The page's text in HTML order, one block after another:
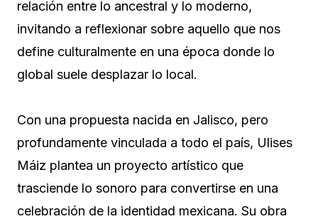
relación entre lo ancestral y lo moderno,
invitando a reflexionar sobre aquello que nos
define culturalmente en una época donde lo
global suele desplazar lo local.
Con una propuesta nacida en Jalisco, pero
profundamente vinculada a todo el país, Ulises
Máiz plantea un proyecto artístico que
trasciende lo sonoro para convertirse en una
celebración de la identidad mexicana. Su obra